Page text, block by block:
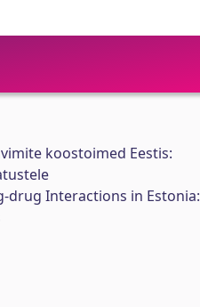
koostoimed Eestis:
drug Interactions in Estonia: